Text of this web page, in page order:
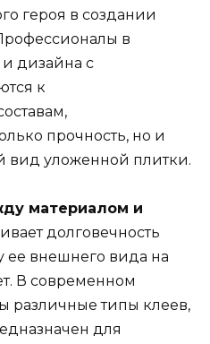
героя в создании
в
и дизайна с
к
прочность, но и
уложенной плитки.
материалом и
долговечность
ее внешнего вида на
В современном
различные типы клеев,
для